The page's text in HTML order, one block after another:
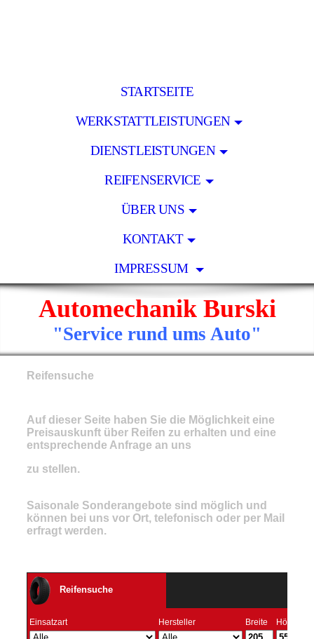
STARTSEITE
WERKSTATTLEISTUNGEN
DIENSTLEISTUNGEN
REIFENSERVICE
ÜBER UNS
KONTAKT
IMPRESSUM
Automechanik Burski
"Service rund ums Auto"
Reifensuche
Auf dieser Seite haben Sie die Möglichkeit eine
Preisauskunft über Reifen zu erhalten und eine
entsprechende Anfrage an uns
zu stellen.
Saisonale Sonderangebote sind möglich und
können bei uns vor Ort, telefonisch oder per Mail
erfragt werden.